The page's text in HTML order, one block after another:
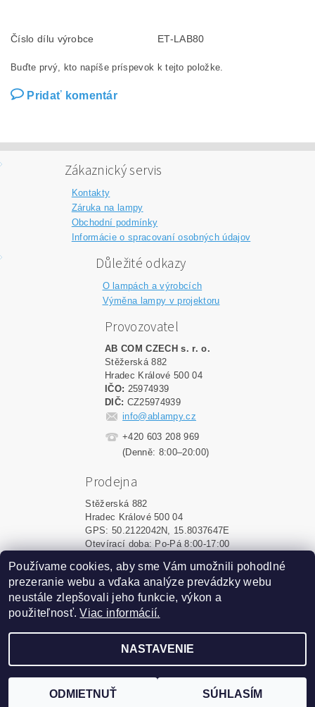
Číslo dílu výrobce ET-LAB80
Buďte prvý, kto napíše príspevok k tejto položke.
Pridať komentár
Zákaznický servis
Kontakty
Záruka na lampy
Obchodní podmínky
Informácie o spracovaní osobných údajov
Důležité odkazy
O lampách a výrobcích
Výměna lampy v projektoru
Provozovatel
AB COM CZECH s. r. o.
Stěžerská 882
Hradec Králové 500 04
IČO: 25974939
DIČ: CZ25974939
info@ablampy.cz
+420 603 208 969
(Denně: 8:00–20:00)
Prodejna
Stěžerská 882
Hradec Králové 500 04
GPS: 50.2122042N, 15.8037647E
Otevírací doba: Po-Pá 8:00-17:00
Shoptet.sk MôjPrvýEshop.sk
Vytvoril Shoptet
Podle zákona o evidenci tržeb je prodávající povinen
vystavit kupujícímu účtenku. Zároveň je povinen zaevidovat
Používame cookies, aby sme Vám umožnili pohodlné
prezeranie webu a vďaka analýze prevádzky webu
neustále zlepšovali jeho funkcie, výkon a
použiteľnosť.Viac informácií.
NASTAVENIE
ODMIETNUŤ SÚHLASÍM